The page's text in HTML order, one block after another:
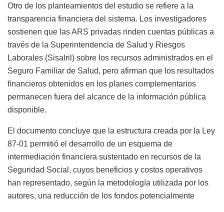
Otro de los planteamientos del estudio se refiere a la
transparencia financiera del sistema. Los investigadores
sostienen que las ARS privadas rinden cuentas públicas a
través de la Superintendencia de Salud y Riesgos
Laborales (Sisalril) sobre los recursos administrados en el
Seguro Familiar de Salud, pero afirman que los resultados
financieros obtenidos en los planes complementarios
permanecen fuera del alcance de la información pública
disponible.
El documento concluye que la estructura creada por la Ley
87-01 permitió el desarrollo de un esquema de
intermediación financiera sustentado en recursos de la
Seguridad Social, cuyos beneficios y costos operativos
han representado, según la metodología utilizada por los
autores, una reducción de los fondos potencialmente